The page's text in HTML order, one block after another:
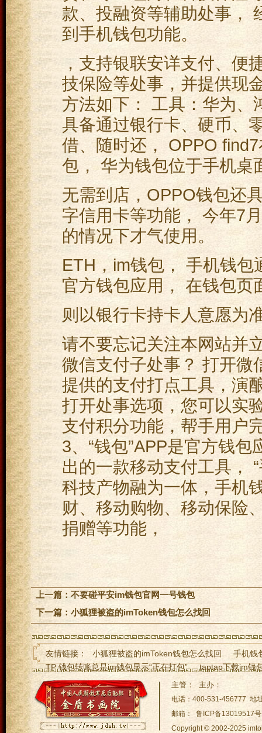
款、投融资等辅助处事，
到手机钱包功能。
，支持银联安详支付、便
技保险等处事，并提供现
方法如下： 工具：华为、
具备通过银行卡、硬币、
借、随时还， OPPO
包， 华为钱包位于手机桌
无需到店，OPPO钱包还
字信用卡等功能， 今年7
的情况下才气使用。
ETH，im钱包， 手机钱包
官方钱包应用， 在钱包页
则以银行卡持卡人意愿为
请不要忘记关注本网站并
微信支付子处事？ 打开微
提供的支付打点工具，演
打开处事选项，您可以实
支付积分功能，帮手用户
3、“钱包”APP是官方钱
出的一款移动支付工具，
科技产物融为一体，手机
财、移动购物、移动保险
捐赠等功能，
上一篇： 不要碰平安im钱包官网一号钱包
下一篇： 小狐狸被盗的imToken钱包怎么找回
友情链接： 小狐狸被盗的imToken钱包怎么找回
手机钱
TP 钱包转账总是im钱包显示“正在打包”
taptap下载im钱
Ledger 助记词被导imToken下载入到其他钱包
小狐狸安
imtoken此刻下载不了im下载-（imtoken无法下
imtoken
主管： 主办：
电话：400-531-456777 地
邮箱： 鲁ICP备13019517
Copyright © 2002-2025